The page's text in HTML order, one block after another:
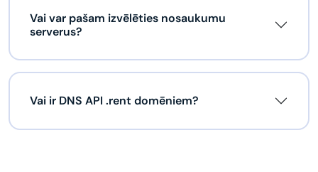
Vai var pašam izvēlēties nosaukumu
serverus?
Vai ir DNS API .rent domēniem?